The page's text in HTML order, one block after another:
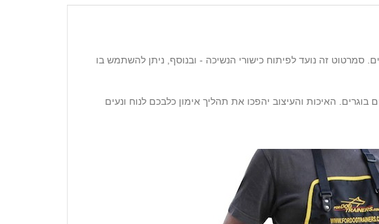
סמרטוט זה נועד לפיתוח כישורי הנשיכה - ובנוסף, ניתן להשתמש בו
האיכות והעיצוב יהפכו את תהליך אימון כלבכם לנוח ונעים